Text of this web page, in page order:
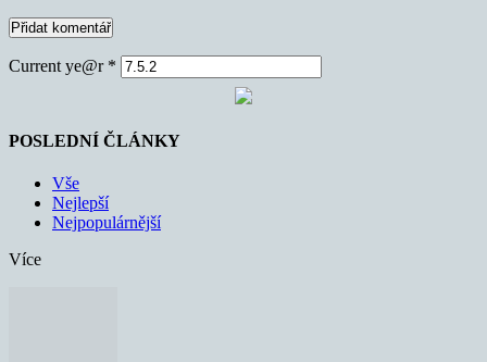
Current ye@r *
POSLEDNÍ ČLÁNKY
Vše
Nejlepší
Nejpopulárnější
Více